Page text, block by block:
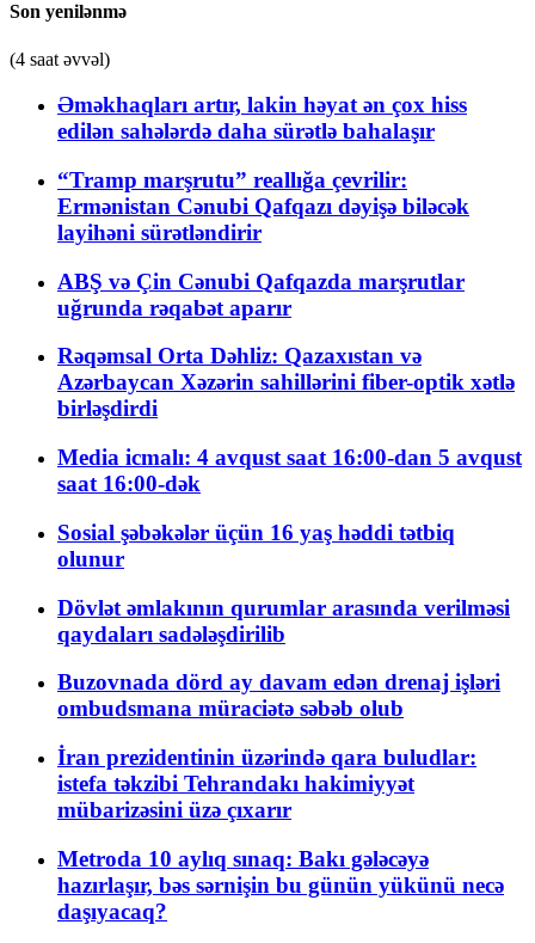
Son yenilənmə
(4 saat əvvəl)
Əməkhaqları artır, lakin həyat ən çox hiss
edilən sahələrdə daha sürətlə bahalaşır
“Tramp marşrutu” reallığa çevrilir:
Ermənistan Cənubi Qafqazı dəyişə biləcək
layihəni sürətləndirir
ABŞ və Çin Cənubi Qafqazda marşrutlar
uğrunda rəqabət aparır
Rəqəmsal Orta Dəhliz: Qazaxıstan və
Azərbaycan Xəzərin sahillərini fiber-optik xətlə
birləşdirdi
Media icmalı: 4 avqust saat 16:00-dan 5 avqust
saat 16:00-dək
Sosial şəbəkələr üçün 16 yaş həddi tətbiq
olunur
Dövlət əmlakının qurumlar arasında verilməsi
qaydaları sadələşdirilib
Buzovnada dörd ay davam edən drenaj işləri
ombudsmana müraciətə səbəb olub
İran prezidentinin üzərində qara buludlar:
istefa təkzibi Tehrandakı hakimiyyət
mübarizəsini üzə çıxarır
Metroda 10 aylıq sınaq: Bakı gələcəyə
hazırlaşır, bəs sərnişin bu günün yükünü necə
daşıyacaq?